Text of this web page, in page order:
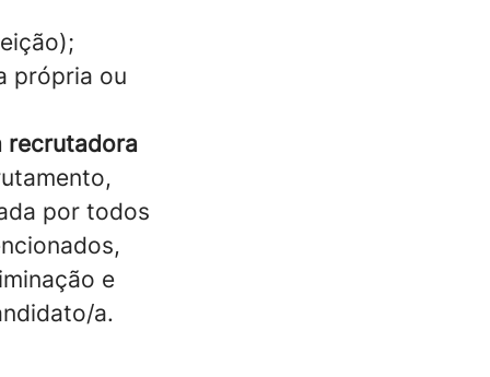
própria ou
recrutadora
por todos
e
a.